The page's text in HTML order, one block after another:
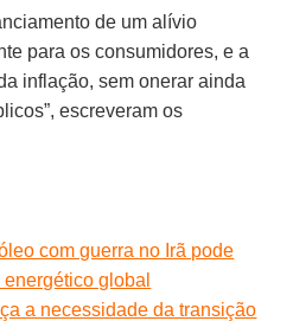
de um alívio
para os consumidores, e a
inflação, sem onerar ainda
escreveram os
com guerra no Irã pode
global
a necessidade da transição